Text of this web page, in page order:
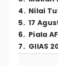
4. Nilai
5. 17
6. Piala
7. GIIAS